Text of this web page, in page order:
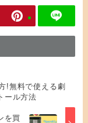
!無料で使える劇
ール方法
を買